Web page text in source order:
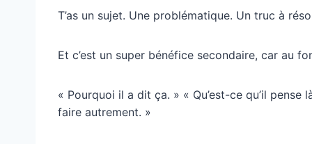
T’as un sujet. Une problématique. Un truc à
Et c’est un super bénéfice secondaire, car au
« Pourquoi il a dit ça. » « Qu’est-ce qu’il pense
faire autrement. »